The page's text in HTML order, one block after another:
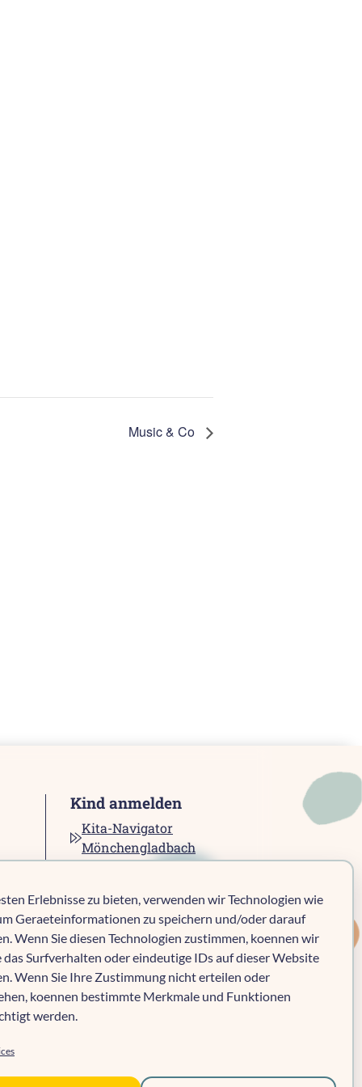
Erlebnisse zu bieten, verwenden wir Technologien wie
Geraeteinformationen zu speichern und/oder darauf
Wenn Sie diesen Technologien zustimmen, koennen wir
das Surfverhalten oder eindeutige IDs auf dieser Website
Wenn Sie Ihre Zustimmung nicht erteilen oder
koennen bestimmte Merkmale und Funktionen
werden.
Music & Co
Kind anmelden
Kita-Navigator
Mönchengladbach
Kita-Navigator Kreis
Kita-Navigator Stadt
Heinsberg
Kita-Navigator
Geilenkirchen
Kita-Navigator Erkelenz
Kita-Navigator